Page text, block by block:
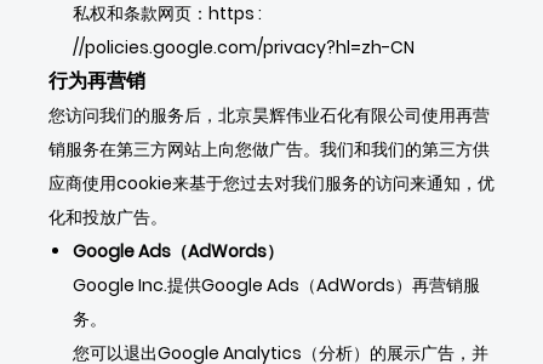
私权和条款网页： https :
//policies.google.com/privacy?hl=zh-CN
行为再营销
您访问我们的服务后，北京昊辉伟业石化有限公司使用再营
销服务在第三方网站上向您做广告。我们和我们的第三方供
应商使用cookie来基于您过去对我们服务的访问来通知，优
化和投放广告。
Google Ads（AdWords）
Google Inc.提供Google Ads（AdWords）再营销服
务。
您可以退出Google Analytics（分析）的展示广告，并